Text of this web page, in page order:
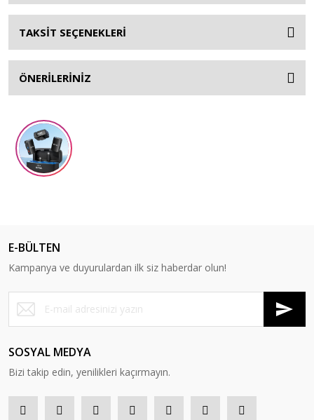
TAKSİT SEÇENEKLERİ
ÖNERİLERİNİZ
E-BÜLTEN
Kampanya ve duyurulardan ilk siz haberdar olun!
SOSYAL MEDYA
Bizi takip edin, yenilikleri kaçırmayın.